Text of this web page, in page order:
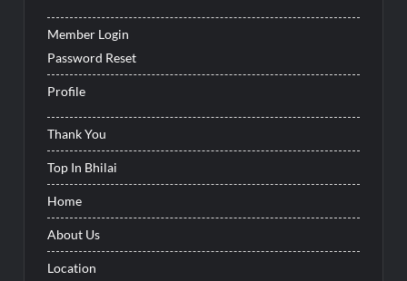
Member Login
Password Reset
Profile
Thank You
Top In Bhilai
Home
About Us
Location